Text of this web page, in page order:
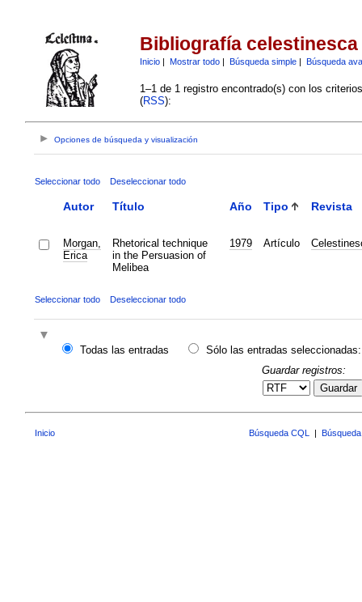
Bibliografía celestinesca
Inicio| Mostrar todo| Búsqueda simple| Búsqueda
1–1 de 1 registro encontrado(s) con los
(RSS):
Opciones de búsqueda y visualización
Seleccionar todo Deseleccionar todo
Autor Título Año Tipo Revista
Morgan,
Erica
Rhetorical technique
in the Persuasion of
Melibea
1979 Artículo
Seleccionar todo Deseleccionar todo
Todas las entradas
Sólo las entradas seleccionadas:
Guardar registros:
Guardar
Inicio Búsqueda CQL